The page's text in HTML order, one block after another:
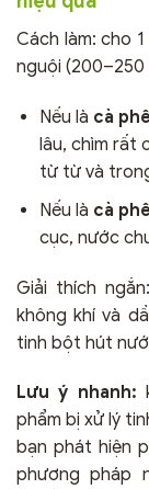
Cách làm: cho
nguội (200–250
Nếu là cà
lâu, chìm rất
từ từ và
Nếu là cà
cục, nước
Giải thích
không khí và
tinh bột hút
Lưu ý nhanh:
phẩm bị xử lý
bạn phát hiện
phương pháp